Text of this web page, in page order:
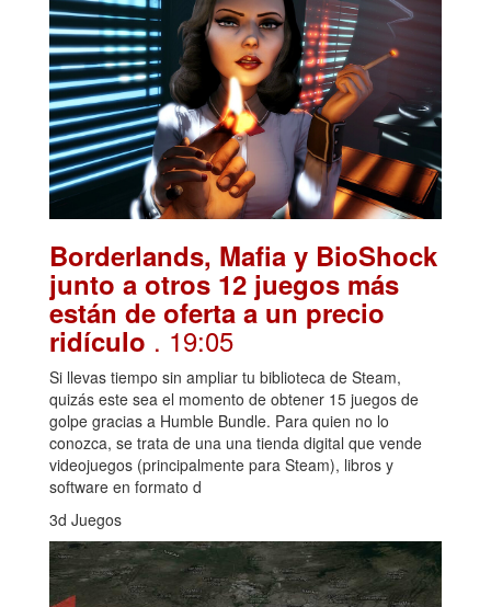
Borderlands, Mafia y BioShock
junto a otros 12 juegos más
están de oferta a un precio
ridículo . 19:05
Si llevas tiempo sin ampliar tu biblioteca de Steam,
quizás este sea el momento de obtener 15 juegos de
golpe gracias a Humble Bundle. Para quien no lo
conozca, se trata de una una tienda digital que vende
videojuegos (principalmente para Steam), libros y
software en formato d
3d Juegos